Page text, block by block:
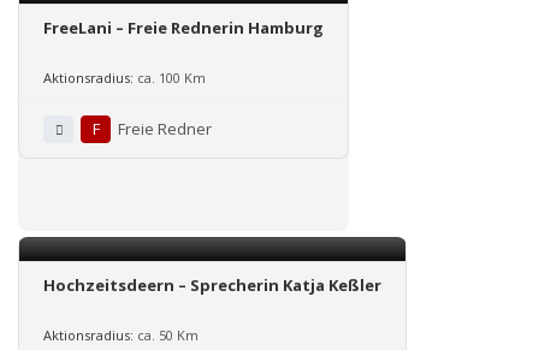
FreeLani – Freie Rednerin Hamburg
Aktionsradius: ca. 100 Km
F Freie Redner
Hochzeitsdeern – Sprecherin Katja Keßler
Aktionsradius: ca. 50 Km